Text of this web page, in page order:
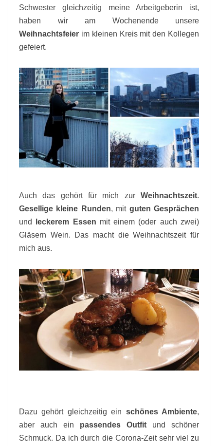
Schwester gleichzeitig meine Arbeitgeberin ist,
haben wir am Wochenende unsere
Weihnachtsfeier im kleinen Kreis mit den Kollegen
gefeiert.
Auch das gehört für mich zur Weihnachtszeit.
Gesellige kleine Runden, mit guten Gesprächen
und
leckerem Essen mit einem (oder auch zwei)
Gläsern Wein. Das macht die Weihnachtszeit für
mich aus.
Dazu gehört gleichzeitig ein schönes Ambiente,
aber auch ein passendes Outfit und schöner
Schmuck. Da ich durch die Corona-Zeit sehr viel zu